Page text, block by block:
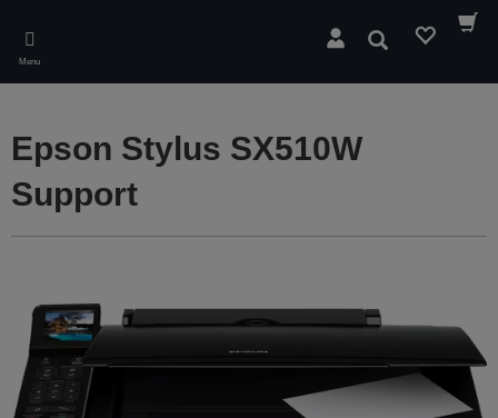
main
content
Menu
Søg
Epson Stylus SX510W
Support